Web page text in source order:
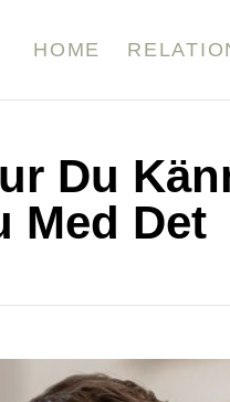
HOME
Du
Med Det